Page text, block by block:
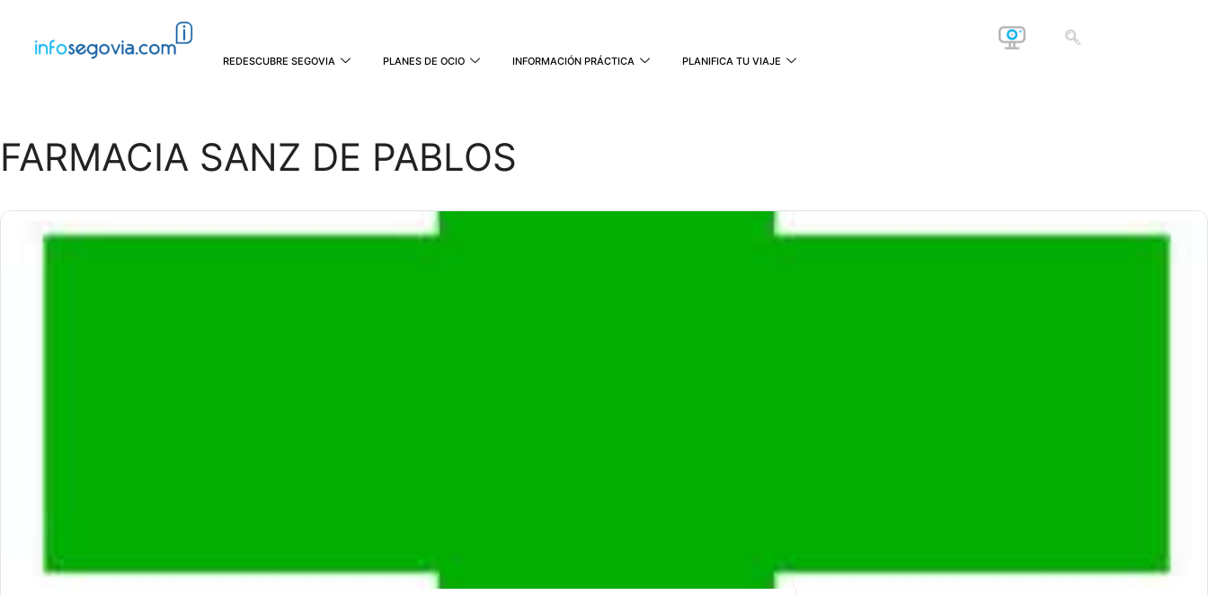
REDESCUBRE SEGOVIA PLANES DE OCIO INFORMACIÓN PRÁCTICA PLANIFICA TU VIAJE
FARMACIA SANZ DE PABLOS